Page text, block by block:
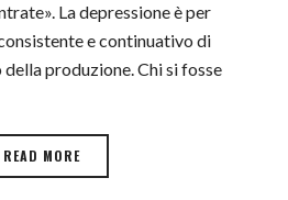
La depressione è per
e continuativo di
produzione. Chi si fosse
READ MORE